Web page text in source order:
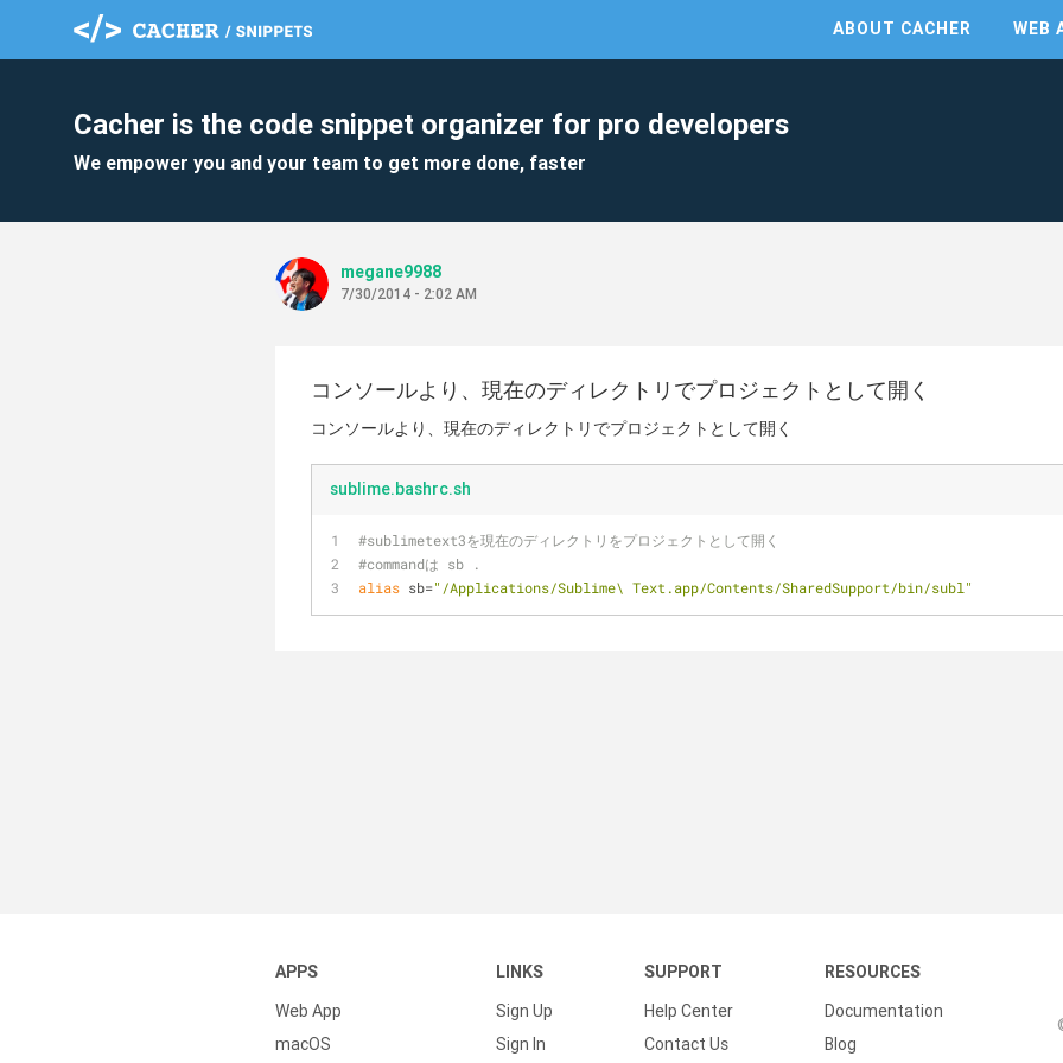
ABOUT CACHER WEB
Cacher is the code snippet organizer for pro developers
We empower you and your team to get more done, faster
megane9988
7/30/2014 - 2:02 AM
コンソールより、現在のディレクトリでプロジェクトとして開く
コンソールより、現在のディレクトリでプロジェクトとして開く
sublime.bashrc.sh
#sublimetext3を現在のディレクトリをプロジェクトとして開く
#commandは sb .
alias sb="/Applications/Sublime\ Text.app/Contents/SharedSupport/bin/subl"
APPS
Web App
macOS
LINKS
Sign Up
Sign In
SUPPORT
Help Center
Contact Us
RESOURCES
Documentation
Blog